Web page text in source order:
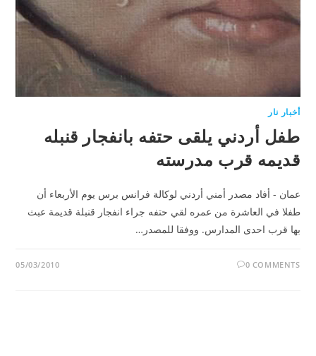
أخبار نار
طفل أردني يلقى حتفه بانفجار قنبله
قديمه قرب مدرسته
عمان - أفاد مصدر أمني أردني لوكالة فرانس برس يوم الأربعاء أن
طفلا في العاشرة من عمره لقي حتفه جراء انفجار قنبلة قديمة عبث
بها قرب احدى المدارس. ووفقا للمصدر…
0 COMMENTS
05/03/2010